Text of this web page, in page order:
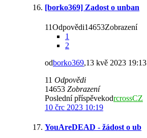
[borko369] Zadost o unban
11Odpovědi14653Zobrazení
1
2
odborko369,13 kvě 2023 19:13
11 Odpovědi
14653 Zobrazení
Poslední příspěvekodrcrossCZ
10 črc 2023 10:19
YouAreDEAD - žádost o ub